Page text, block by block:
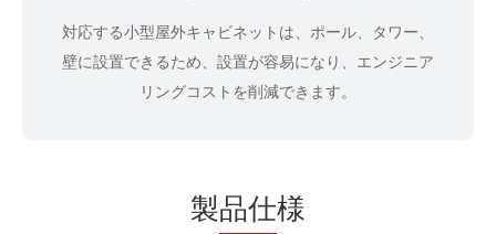
対応する小型屋外キャビネットは、ポール、タワー、
壁に設置できるため、設置が容易になり、エンジニア
リングコストを削減できます。
製品仕様